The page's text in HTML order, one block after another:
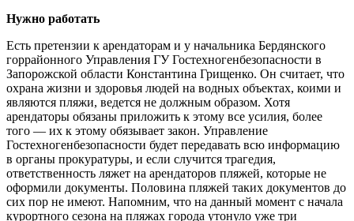
Нужно работать
Есть претензии к арендаторам и у начальника Бердянского
горрайонного Управления ГУ Гостехногенбезопасности в
Запорожской области Константина Грищенко. Он считает, что
охрана жизни и здоровья людей на водных объектах, коими и
являются пляжи, ведется не должным образом. Хотя
арендаторы обязаны приложить к этому все усилия, более
того — их к этому обязывает закон. Управление
Гостехногенбезопасности будет передавать всю информацию
в органы прокуратуры, и если случится трагедия,
ответственность ляжет на арендаторов пляжей, которые не
оформили документы. Половина пляжей таких документов до
сих пор не имеют. Напомним, что на данный момент с начала
курортного сезона на пляжах города утонуло уже три